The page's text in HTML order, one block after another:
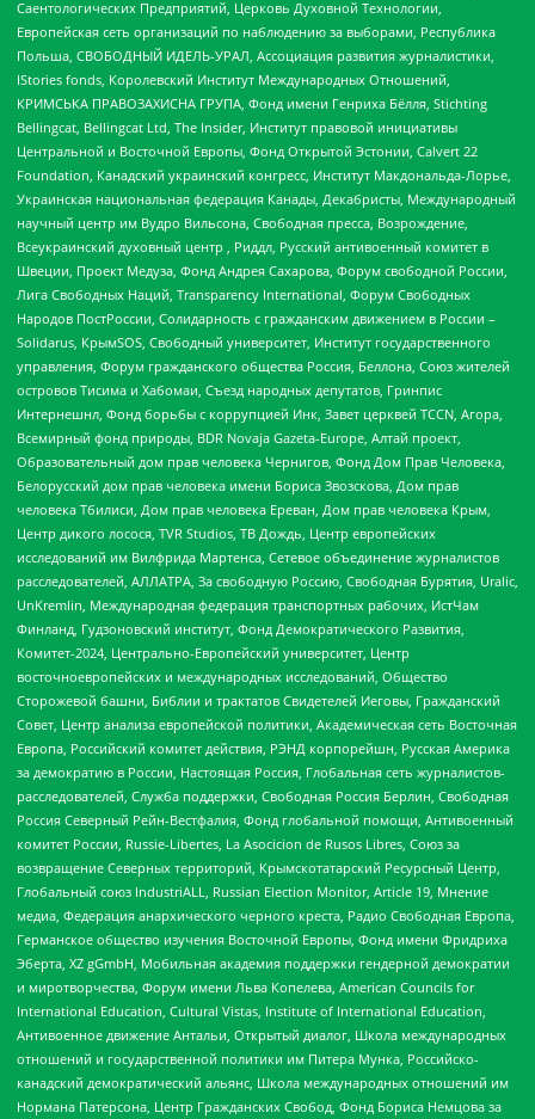
Саентологических Предприятий, Церковь Духовной Технологии,
Европейская сеть организаций по наблюдению за выборами, Республика
Польша, СВОБОДНЫЙ ИДЕЛЬ-УРАЛ, Ассоциация развития журналистики,
IStories fonds, Королевский Институт Международных Отношений,
КРИМСЬКА ПРАВОЗАХИСНА ГРУПА, Фонд имени Генриха Бёлля, Stichting
Bellingcat, Bellingcat Ltd, The Insider, Институт правовой инициативы
Центральной и Восточной Европы, Фонд Открытой Эстонии, Calvert 22
Foundation, Канадский украинский конгресс, Институт Макдональда-Лорье,
Украинская национальная федерация Канады, Декабристы, Международный
научный центр им Вудро Вильсона, Свободная пресса, Возрождение,
Всеукраинский духовный центр , Риддл, Русский антивоенный комитет в
Швеции, Проект Медуза, Фонд Андрея Сахарова, Форум свободной России,
Лига Свободных Наций, Transparеncy International, Форум Свободных
Народов ПостРоссии, Солидарность с гражданским движением в России –
Solidarus, КрымSOS, Свободный университет, Институт государственного
управления, Форум гражданского общества Россия, Беллона, Союз жителей
островов Тисима и Хабомаи, Съезд народных депутатов, Гринпис
Интернешнл, Фонд борьбы с коррупцией Инк, Завет церквей TCCN, Агора,
Всемирный фонд природы, BDR Novaja Gazeta-Europe, Алтай проект,
Образовательный дом прав человека Чернигов, Фонд Дом Прав Человека,
Белорусский дом прав человека имени Бориса Звозскова, Дом прав
человека Тбилиси, Дом прав человека Ереван, Дом прав человека Крым,
Центр дикого лосося, TVR Studios, ТВ Дождь, Центр европейских
исследований им Вилфрида Мартенса, Сетевое объединение журналистов
расследователей, АЛЛАТРА, За свободную Россию, Свободная Бурятия, Uralic,
UnKremlin, Международная федерация транспортных рабочих, ИстЧам
Финланд, Гудзоновский институт, Фонд Демократического Развития,
Комитет-2024, Центрально-Европейский университет, Центр
восточноевропейских и международных исследований, Общество
Сторожевой башни, Библии и трактатов Свидетелей Иеговы, Гражданский
Совет, Центр анализа европейской политики, Академическая сеть Восточная
Европа, Российский комитет действия, РЭНД корпорейшн, Русская Америка
за демократию в России, Настоящая Россия, Глобальная сеть журналистов-
расследователей, Служба поддержки, Свободная Россия Берлин, Свободная
Россия Северный Рейн-Вестфалия, Фонд глобальной помощи, Антивоенный
комитет России, Russie-Libertes, La Asocicion de Rusos Libres, Союз за
возвращение Северных территорий, Крымскотатарский Ресурсный Центр,
Глобальный союз IndustriALL, Russian Election Monitor, Article 19, Мнение
медиа, Федерация анархического черного креста, Радио Свободная Европа,
Германское общество изучения Восточной Европы, Фонд имени Фридриха
Эберта, XZ gGmbH, Мобильная академия поддержки гендерной демократии
и миротворчества, Форум имени Льва Копелева, American Councils for
International Education, Cultural Vistas, Institute of International Education,
Антивоенное движение Антальи, Открытый диалог, Школа международных
отношений и государственной политики им Питера Мунка, Российско-
канадский демократический альянс, Школа международных отношений им
Нормана Патерсона, Центр Гражданских Свобод, Фонд Бориса Немцова за